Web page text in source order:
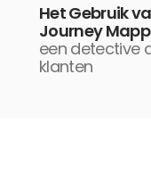
Het Gebruik
Journey
een detective
klanten